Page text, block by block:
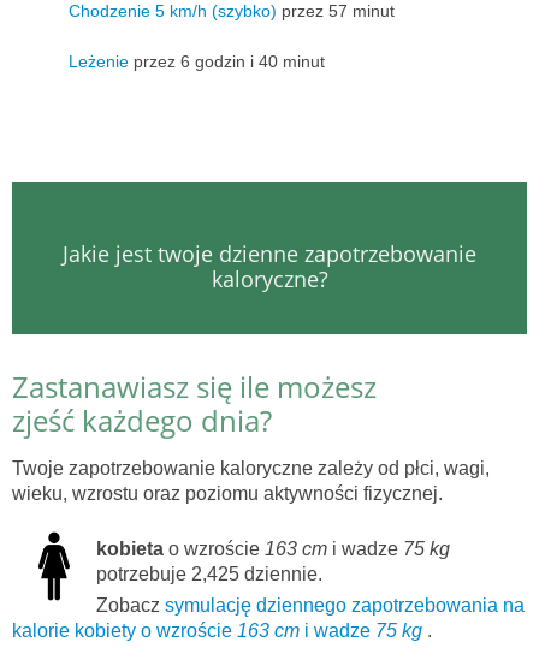
Chodzenie 5 km/h (szybko) przez 57 minut
Leżenie przez 6 godzin i 40 minut
Jakie jest twoje dzienne zapotrzebowanie
kaloryczne?
Zastanawiasz się ile możesz
zjeść każdego dnia?
Twoje zapotrzebowanie kaloryczne zależy od płci, wagi,
wieku, wzrostu oraz poziomu aktywności fizycznej.
kobieta o wzroście 163 cm i wadze 75 kg
potrzebuje 2,425 dziennie.
Zobacz symulację dziennego zapotrzebowania na
kalorie kobiety o wzroście 163 cm i wadze 75 kg .